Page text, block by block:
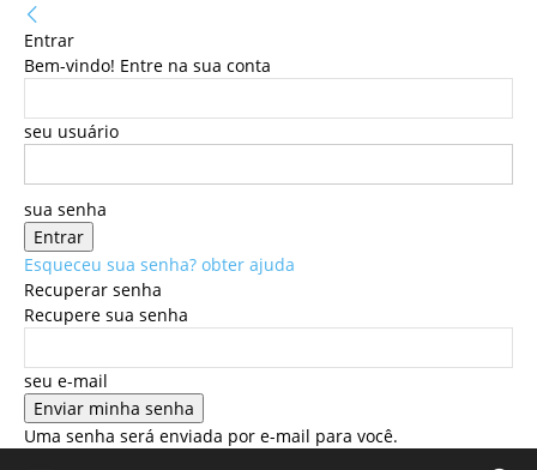
Entrar
Bem-vindo! Entre na sua conta
seu usuário
sua senha
Esqueceu sua senha? obter ajuda
Recuperar senha
Recupere sua senha
seu e-mail
Uma senha será enviada por e-mail para você.